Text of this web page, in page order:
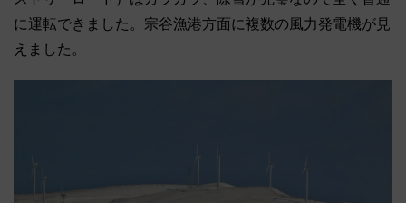
に運転できました。宗谷漁港方面に複数の風力発電機が見
えました。